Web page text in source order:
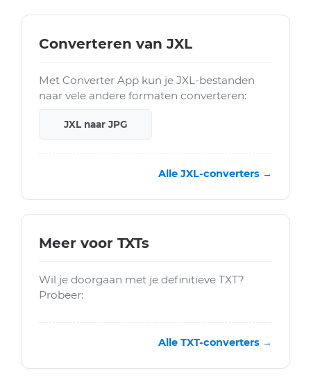
Converteren van JXL
Met Converter App kun je JXL-bestanden
naar vele andere formaten converteren:
JXL naar JPG
Alle JXL-converters →
Meer voor TXTs
Wil je doorgaan met je definitieve TXT?
Probeer:
Alle TXT-converters →